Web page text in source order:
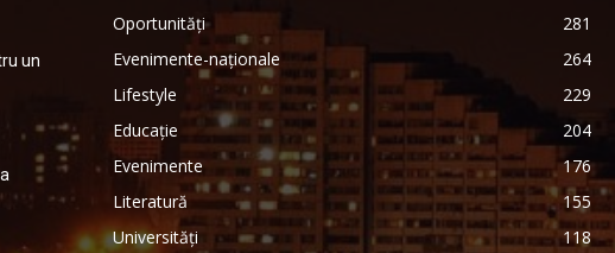
un
Oportunități
281
Evenimente-naționale
264
Lifestyle
229
Educație
204
Evenimente
176
Literatură
155
Universități
118